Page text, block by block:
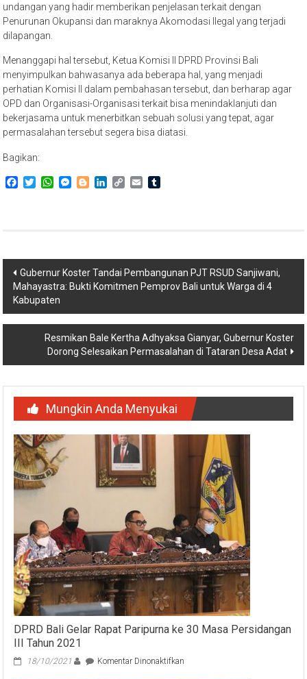
undangan yang hadir memberikan penjelasan terkait dengan
Penurunan Okupansi dan maraknya Akomodasi Ilegal yang terjadi
dilapangan.
Menanggapi hal tersebut, Ketua Komisi II DPRD Provinsi Bali
menyimpulkan bahwasanya ada beberapa hal, yang menjadi
perhatian Komisi II dalam pembahasan tersebut, dan berharap agar
OPD dan Organisasi-Organisasi terkait bisa menindaklanjuti dan
bekerjasama untuk menerbitkan sebuah solusi yang tepat, agar
permasalahan tersebut segera bisa diatasi.
Bagikan:
Facebook
TwitterWhatsApp
Messenger
BloggerLinkedIn
CopyEmail
Navigasi
pos
Gubernur Koster Tandai Pembangunan PJT RSUD Sanjiwani,
Mahayastra: Bukti Komitmen Pemprov Bali untuk Warga di 4
Kabupaten
Resmikan Bale Kertha Adhyaksa Gianyar, Gubernur Koster
Dorong Selesaikan Permasalahan di Tataran Desa Adat
Mungkin Anda Menyukai
DPRD Bali Gelar Rapat Paripurna ke 30 Masa Persidangan
III Tahun 2021
18/10/2021 Komentar Dinonaktifkan